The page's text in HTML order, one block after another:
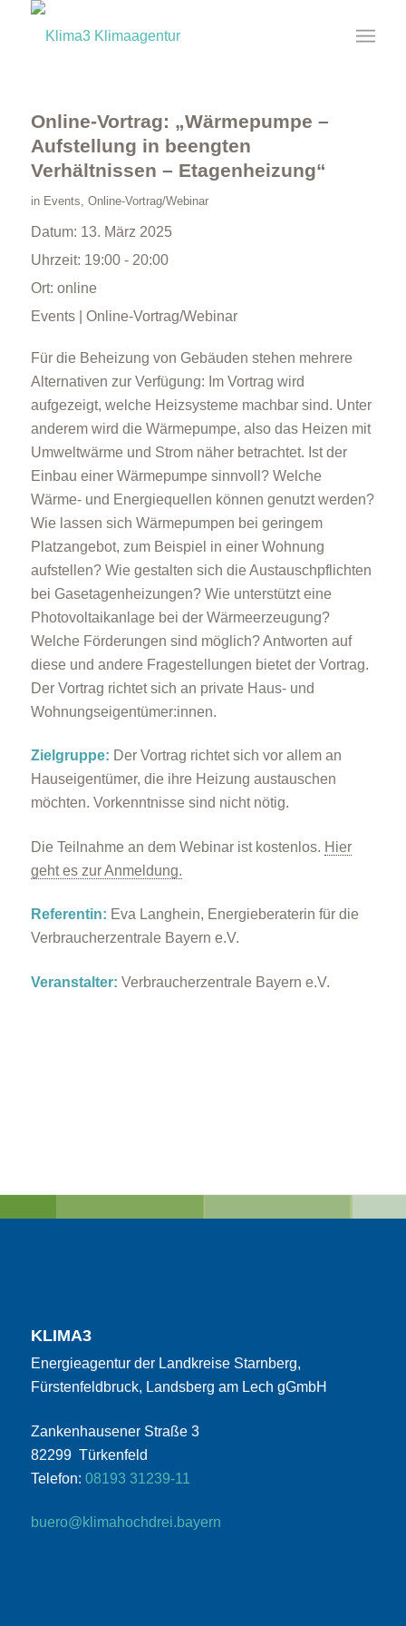
Online-Vortrag: „Wärmepumpe –
Aufstellung in beengten
Verhältnissen – Etagenheizung“
in Events, Online-Vortrag/Webinar
Datum: 13. März 2025
Uhrzeit: 19:00 - 20:00
Ort: online
Events | Online-Vortrag/Webinar
Für die Beheizung von Gebäuden stehen mehrere
Alternativen zur Verfügung: Im Vortrag wird
aufgezeigt, welche Heizsysteme machbar sind. Unter
anderem wird die Wärmepumpe, also das Heizen mit
Umweltwärme und Strom näher betrachtet. Ist der
Einbau einer Wärmepumpe sinnvoll? Welche
Wärme- und Energiequellen können genutzt werden?
Wie lassen sich Wärmepumpen bei geringem
Platzangebot, zum Beispiel in einer Wohnung
aufstellen? Wie gestalten sich die Austauschpflichten
bei Gasetagenheizungen? Wie unterstützt eine
Photovoltaikanlage bei der Wärmeerzeugung?
Welche Förderungen sind möglich? Antworten auf
diese und andere Fragestellungen bietet der Vortrag.
Der Vortrag richtet sich an private Haus- und
Wohnungseigentümer:innen.
Zielgruppe: Der Vortrag richtet sich vor allem an
Hauseigentümer, die ihre Heizung austauschen
möchten. Vorkenntnisse sind nicht nötig.
Die Teilnahme an dem Webinar ist kostenlos. Hier
geht es zur Anmeldung.
Referentin: Eva Langhein, Energieberaterin für die
Verbraucherzentrale Bayern e.V.
Veranstalter: Verbraucherzentrale Bayern e.V.
KLIMA3
Energieagentur der Landkreise Starnberg,
Fürstenfeldbruck, Landsberg am Lech gGmbH
Zankenhausener Straße 3
82299 Türkenfeld
Telefon: 08193 31239-11
buero@klimahochdrei.bayern